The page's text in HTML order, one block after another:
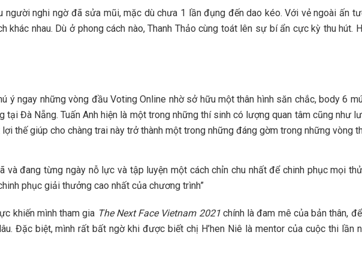
người nghi ngờ đã sửa mũi, mặc dù chưa 1 lần đụng đến dao kéo. Với vẻ ngoài ấn
khác nhau. Dù ở phong cách nào, Thanh Thảo cùng toát lên sự bí ẩn cực kỳ thu
ý ngay những vòng đầu Voting Online nhờ sở hữu một thân hình săn chắc, body 6
tại Đà Nẵng. Tuấn Anh hiện là một trong những thí sinh có lượng quan tâm cũng như
thế giúp cho chàng trai này trở thành một trong những đáng gờm trong những vòng
và đang từng ngày nỗ lực và tập luyện một cách chỉn chu nhất để chinh phục mọi
phục giải thưởng cao nhất của chương trình”
khiến mình tham gia The Next Face Vietnam 2021chính là đam mê của bản thân,
Đặc biệt, mình rất bất ngờ khi được biết chị H’hen Niê là mentor của cuộc thi lần